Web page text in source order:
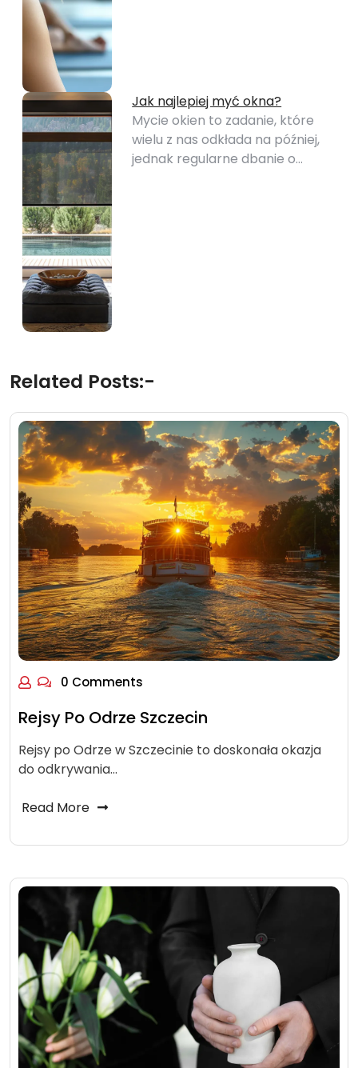
Jak najlepiej myć okna?
Mycie okien to zadanie, które
wielu z nas odkłada na później,
jednak regularne dbanie o…
Related Posts:-
0 Comments
Rejsy Po Odrze Szczecin
Rejsy po Odrze w Szczecinie to doskonała okazja
do odkrywania…
Read More